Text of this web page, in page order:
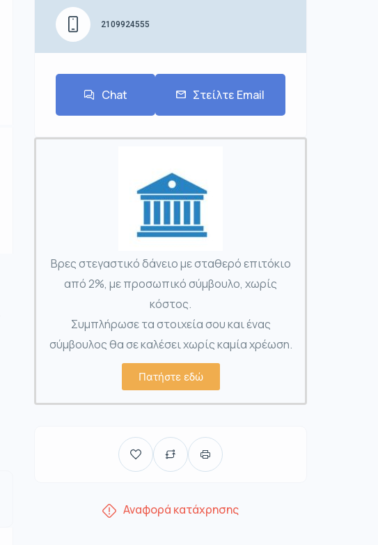
2109924555
Chat Στείλτε Email
Βρες στεγαστικό δάνειο με σταθερό επιτόκιο
από 2%, με προσωπικό σύμβουλο, χωρίς
κόστος.
Συμπλήρωσε τα στοιχεία σου και ένας
σύμβουλος θα σε καλέσει χωρίς καμία χρέωση.
Πατήστε εδώ
Αναφορά κατάχρησης